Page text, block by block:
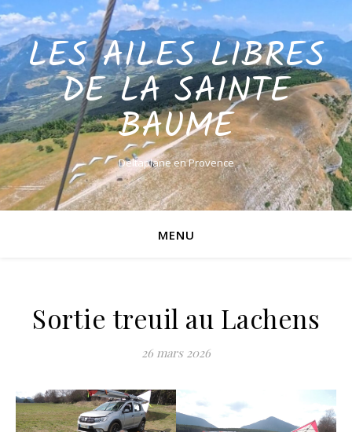
LES AILES LIBRES
DE LA SAINTE
BAUME
Deltaplane en Provence
MENU
Sortie treuil au Lachens
26 mars 2026